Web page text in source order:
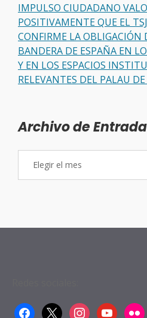
IMPULSO CIUDADANO
POSITIVAMENTE QUE EL
CONFIRME LA OBLIGACIÓN
BANDERA DE ESPAÑA EN
Y EN LOS ESPACIOS
RELEVANTES DEL PALAU
Archivo de
facebook
x instagramyoutubeflickr